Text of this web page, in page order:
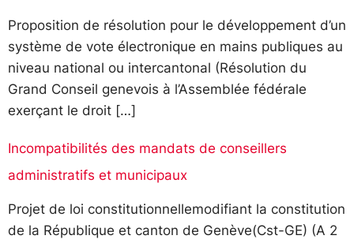
Proposition de résolution pour le développement d’un
système de vote électronique en mains publiques au
niveau national ou intercantonal (Résolution du
Grand Conseil genevois à l’Assemblée fédérale
exerçant le droit […]
Incompatibilités des mandats de conseillers
administratifs et municipaux
Projet de loi constitutionnellemodifiant la constitution
de la République et canton de Genève(Cst-GE) (A 2